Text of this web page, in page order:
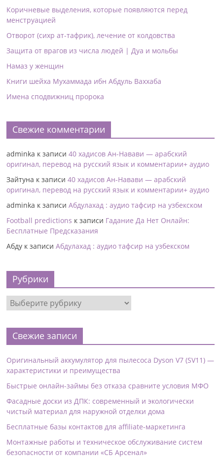
Коричневые выделения, которые появляются перед
менструацией
Отворот (сихр ат-тафрик), лечение от колдовства
Защита от врагов из числа людей | Дуа и мольбы
Намаз у женщин
Книги шейха Мухаммада ибн Абдуль Ваххаба
Имена сподвижниц пророка
Свежие комментарии
adminka к записи40 хадисов Ан-Навави — арабский
оригинал, перевод на русский язык и комментарии+ аудио
Зайтуна к записи40 хадисов Ан-Навави — арабский
оригинал, перевод на русский язык и комментарии+ аудио
adminka к записиАбдулахад : аудио тафсир на узбекском
Football predictions к записи Гадание Да Нет Онлайн:
Бесплатные Предсказания
Абду к записиАбдулахад : аудио тафсир на узбекском
Рубрики
Свежие записи
Оригинальный аккумулятор для пылесоса Dyson V7 (SV11) —
характеристики и преимущества
Быстрые онлайн-займы без отказа сравните условия МФО
Фасадные доски из ДПК: современный и экологически
чистый материал для наружной отделки дома
Бесплатные базы контактов для affiliate-маркетинга
Монтажные работы и техническое обслуживание систем
безопасности от компании «СБ Арсенал»